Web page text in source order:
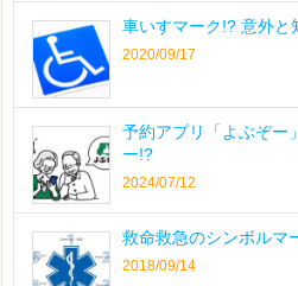
車いすマーク!? 意外と
2020/09/17
予約アプリ「よぶぞー
ー!?
2024/07/12
救命救急のシンボルマ
2018/09/14